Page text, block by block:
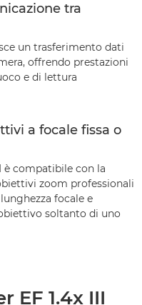
tra
un trasferimento dati
offrendo prestazioni
e di lettura
a focale fissa o
è compatibile con la
zoom professionali
focale e
soltanto di uno
EF 1.4x III